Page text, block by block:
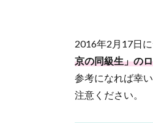
2016年2月17日
京の同級生」の
参考になれば幸
注意ください。